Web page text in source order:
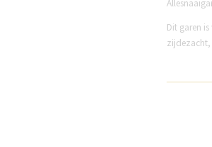
Dit garen
zijdezacht,